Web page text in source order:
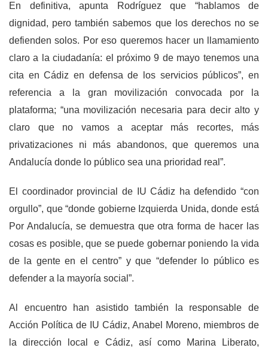
En definitiva, apunta Rodríguez que “hablamos de
dignidad, pero también sabemos que los derechos no se
defienden solos. Por eso queremos hacer un llamamiento
claro a la ciudadanía: el próximo 9 de mayo tenemos una
cita en Cádiz en defensa de los servicios públicos”, en
referencia a la gran movilización convocada por la
plataforma; “una movilización necesaria para decir alto y
claro que no vamos a aceptar más recortes, más
privatizaciones ni más abandonos, que queremos una
Andalucía donde lo público sea una prioridad real”.
El coordinador provincial de IU Cádiz ha defendido “con
orgullo”, que “donde gobierne Izquierda Unida, donde está
Por Andalucía, se demuestra que otra forma de hacer las
cosas es posible, que se puede gobernar poniendo la vida
de la gente en el centro” y que “defender lo público es
defender a la mayoría social”.
Al encuentro han asistido también la responsable de
Acción Política de IU Cádiz, Anabel Moreno, miembros de
la dirección local e Cádiz, así como Marina Liberato,